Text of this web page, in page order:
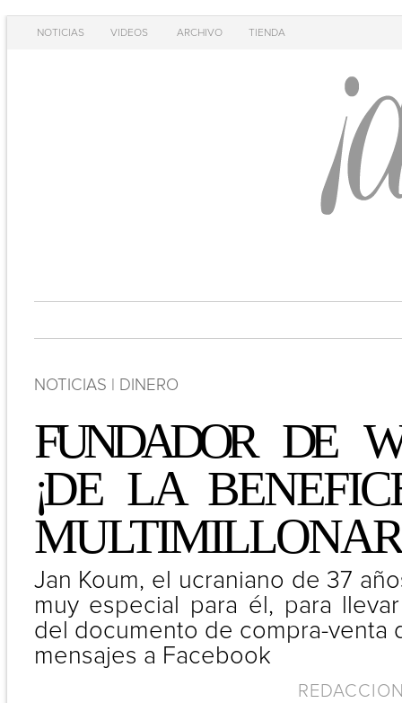
NOTICIAS VIDEOS ARCHIVO TIENDA
NOTICIAS | DINERO
FUNDADOR DE
¡DE LA
Jan Koum, el ucraniano de 37
muy especial para él, para
del documento de compra-venta
mensajes a Facebook